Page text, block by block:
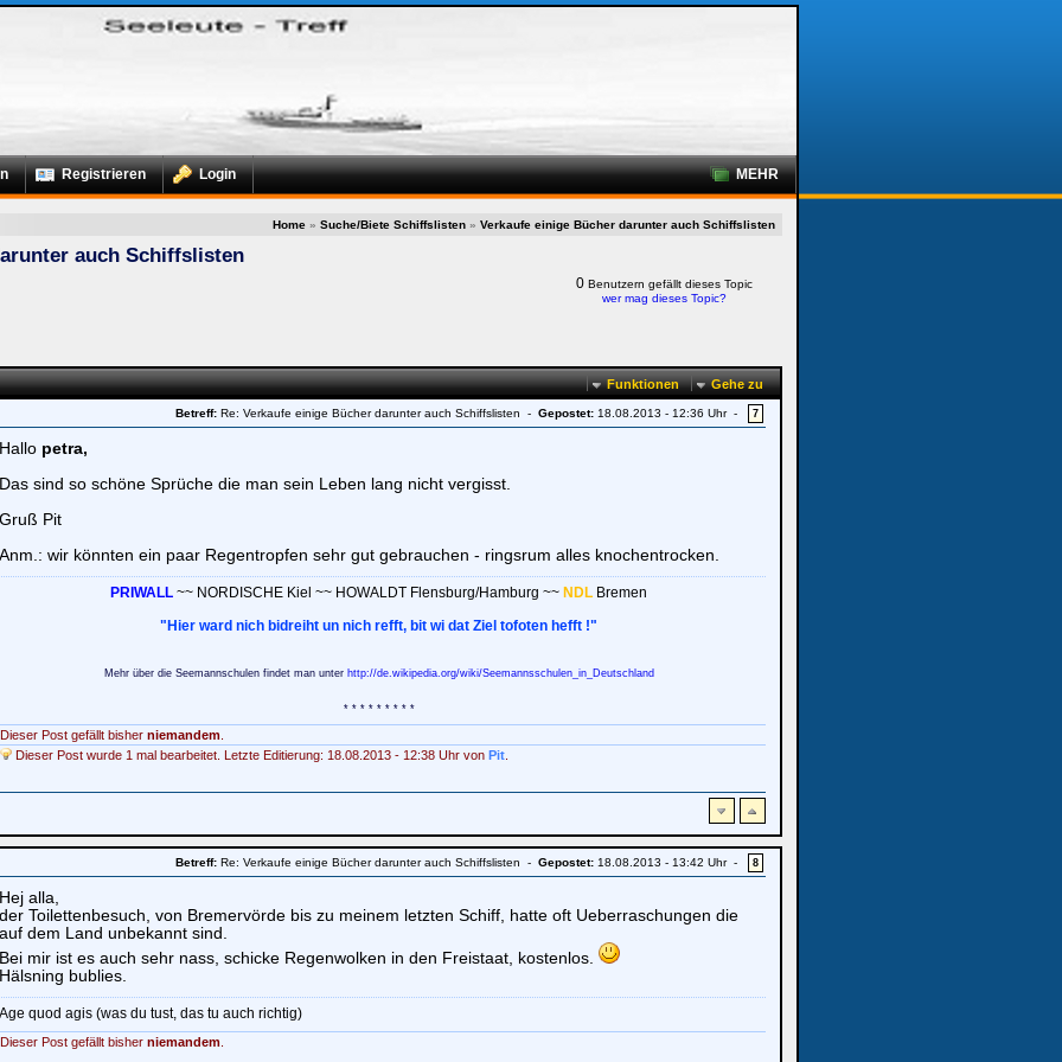
Registrieren Login MEHR
Home » Suche/Biete Schiffslisten » Verkaufe einige Bücher darunter auch Schiffslisten
auch Schiffslisten
0 Benutzern gefällt dieses Topic
wer mag dieses Topic?
Gehe zu
Funktionen
Betreff: Re: Verkaufe einige Bücher darunter auch Schiffslisten - Gepostet: 18.08.2013 - 12:36 Uhr - 7
Hallo petra,
Das sind so schöne Sprüche die man sein Leben lang nicht vergisst.
Gruß Pit
Anm.: wir könnten ein paar Regentropfen sehr gut gebrauchen - ringsrum alles knochentrocken.
PRIWALL ~~ NORDISCHE Kiel ~~ HOWALDT Flensburg/Hamburg ~~ NDL Bremen
"Hier ward nich bidreiht un nich refft, bit wi dat Ziel tofoten hefft !"
Mehr über die Seemannschulen findet man unter http://de.wikipedia.org/wiki/Seemannsschulen_in_Deutschland
* * * * * * * * *
Dieser Post gefällt bisher niemandem
Dieser Post wurde 1 mal bearbeitet. Letzte Editierung: 18.08.2013 - 12:38 Uhr von Pit
Betreff: Re: Verkaufe einige Bücher darunter auch Schiffslisten - Gepostet: 18.08.2013 - 13:42 Uhr - 8
Hej alla,
der Toilettenbesuch, von Bremervörde bis zu meinem letzten Schiff, hatte oft Ueberraschungen die
auf dem Land unbekannt sind.
Bei mir ist es auch sehr nass, schicke Regenwolken in den Freistaat, kostenlos.
Hälsning bublies.
Age quod agis (was du tust, das tu auch richtig)
Dieser Post gefällt bisher niemandem